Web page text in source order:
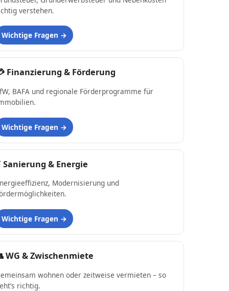
verstehen.
Wichtige Fragen
Finanzierung & Förderung
BAFA und regionale Förderprogramme für
Wichtige Fragen
Sanierung & Energie
Modernisierung und
Wichtige Fragen
WG & Zwischenmiete
wohnen oder zeitweise vermieten – so
richtig.